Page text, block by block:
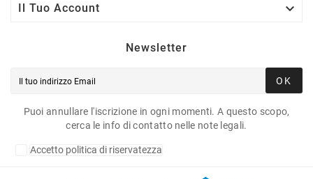
Il Tuo Account 
Newsletter
OK
Puoi annullare l'iscrizione in ogni momenti. A questo scopo,
cerca le info di contatto nelle note legali.
Accetto politica di riservatezza